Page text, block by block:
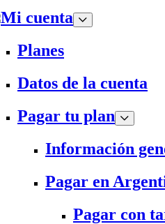
Mi cuenta
Planes
Datos de la cuenta
Pagar tu plan
Información
Pagar en
Pagar con